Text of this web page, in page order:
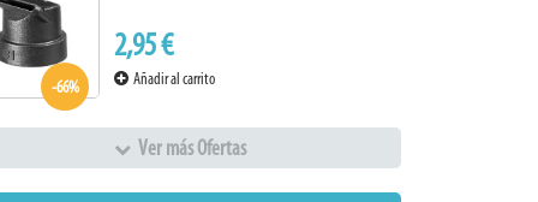
-66%
2,95 €
Añadir al carrito
Ver más Ofertas